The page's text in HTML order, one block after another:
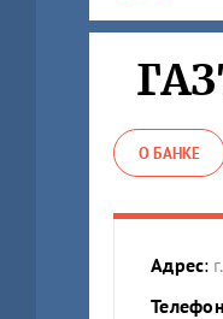
О БАНКЕ
Адрес:
Телефон